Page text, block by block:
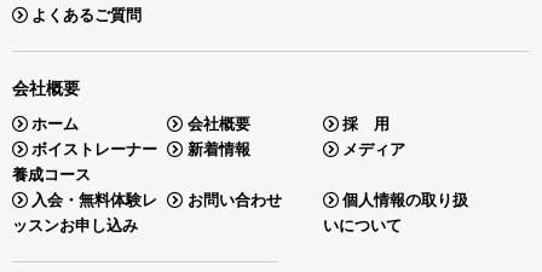
よくあるご質問
会社概要
ホーム 会社概要
採 用
ボイストレーナー
養成コース
新着情報 メディア
入会・無料体験レ
ッスンお申し込み
お問い合わせ
個人情報の取り扱
いについて